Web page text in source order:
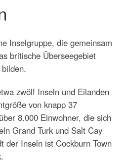
Inselgruppe, die gemeinsam
britische Überseegebiet
zwölf Inseln und Eilanden
von knapp 37
8.000 Einwohner, die sich
Grand Turk und Salt Cay
der Inseln ist Cockburn Town